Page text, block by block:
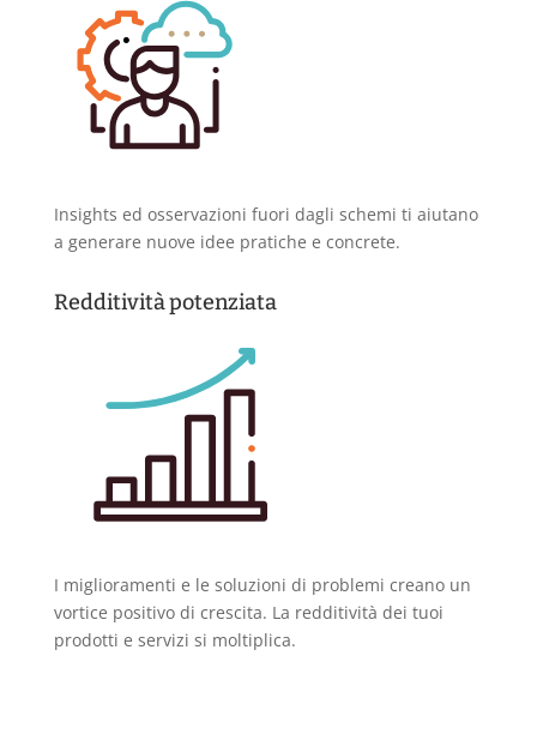
Insights ed osservazioni fuori dagli schemi ti aiutano
a generare nuove idee pratiche e concrete.
Redditività potenziata
I miglioramenti e le soluzioni di problemi creano un
vortice positivo di crescita. La redditività dei tuoi
prodotti e servizi si moltiplica.